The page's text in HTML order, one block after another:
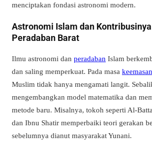
menciptakan fondasi astronomi modern.
Astronomi Islam dan
Peradaban Barat
Ilmu astronomi dan peradaban Islam
dan saling memperkuat. Pada masa
Muslim tidak hanya mengamati langit.
mengembangkan model matematika dan
metode baru. Misalnya, tokoh seperti Al-
dan Ibnu Shatir memperbaiki teori gerakan
sebelumnya dianut masyarakat Yunani.